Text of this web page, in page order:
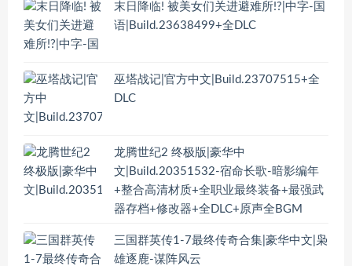
末日降临! 被美女们关进避难所!?|中字-国
语|Build.23638499+全DLC
巫塔战记|官方中文|Build.23707515+全
DLC
龙腾世纪2 终极版|豪华中
文|Build.20351532-宿命长歌-暗影编年
+整合高清材质+全职业最终装备+最强武
器存档+修改器+全DLC+原声全BGM
三国群英传1-7最终传奇合集|豪华中文|枭
雄逐鹿-谋阵风云